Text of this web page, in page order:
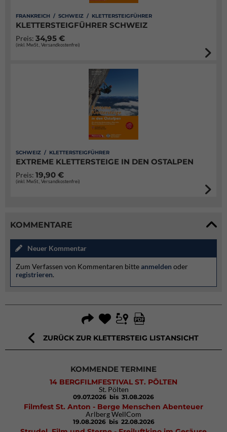
FRANKREICH / SCHWEIZ / KLETTERSTEIGFÜHRER
KLETTERSTEIGFÜHRER SCHWEIZ
Preis: 34,95 €
(inkl. MwSt., Versandkostenfrei)
SCHWEIZ / KLETTERSTEIGFÜHRER
EXTREME KLETTERSTEIGE IN DEN OSTALPEN
Preis: 19,90 €
(inkl. MwSt., Versandkostenfrei)
KOMMENTARE
Neuer Kommentar
Zum Verfassen von Kommentaren bitteanmelden oder
registrieren.
ZURÜCK ZUR KLETTERSTEIG LISTANSICHT
KOMMENDE TERMINE
14 BERGFILMFESTIVAL ST. PÖLTEN
St. Pölten
09.07.2026 bis 31.08.2026
Filmfest St. Anton - Berge Menschen Abenteuer
Arlberg WellCom
19.08.2026 bis 22.08.2026